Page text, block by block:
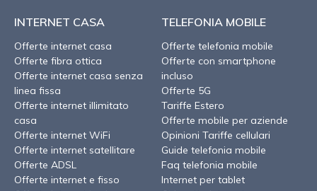
INTERNET CASA
Offerte internet casa
Offerte fibra ottica
Offerte internet casa senza
linea fissa
Offerte internet illimitato
casa
Offerte internet WiFi
Offerte internet satellitare
Offerte ADSL
Offerte internet e fisso
TELEFONIA MOBILE
Offerte telefonia mobile
Offerte con smartphone
incluso
Offerte 5G
Tariffe Estero
Offerte mobile per aziende
Opinioni Tariffe cellulari
Guide telefonia mobile
Faq telefonia mobile
Internet per tablet